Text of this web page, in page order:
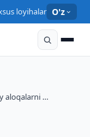
loyihalar O'z
aloqalarni …